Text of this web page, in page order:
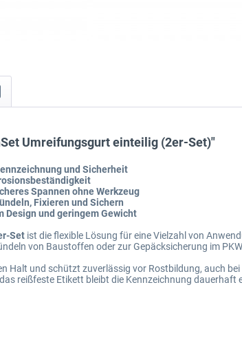
Umreifungsgurt einteilig (2er-Set)"
und Sicherheit
Spannen ohne Werkzeug
Fixieren und Sichern
Design und geringem Gewicht
Set ist die flexible Lösung für eine Vielzahl von
von Baustoffen oder zur Gepäcksicherung im
Halt und schützt zuverlässig vor Rostbildung, auch
reißfeste Etikett bleibt die Kennzeichnung